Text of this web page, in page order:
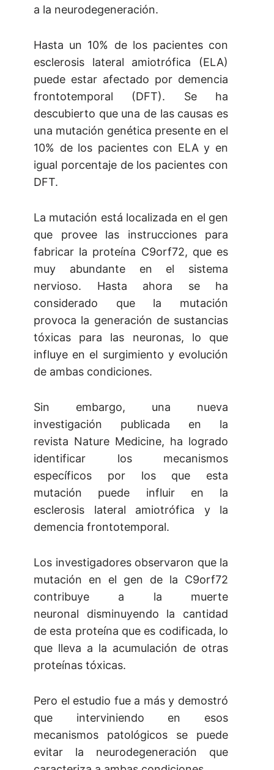
a la neurodegeneración.
Hasta un 10% de los pacientes con
esclerosis lateral amiotrófica (ELA)
puede estar afectado por demencia
frontotemporal (DFT). Se ha
descubierto que una de las causas es
una mutación genética presente en el
10% de los pacientes con ELA y en
igual porcentaje de los pacientes con
DFT.
La mutación está localizada en el gen
que provee las instrucciones para
fabricar la proteína C9orf72, que es
muy abundante en el sistema
nervioso. Hasta ahora se ha
considerado que la mutación
provoca la generación de sustancias
tóxicas para las neuronas, lo que
influye en el surgimiento y evolución
de ambas condiciones.
Sin embargo, una nueva
investigación publicada en la
revista Nature Medicine, ha logrado
identificar los mecanismos
específicos por los que esta
mutación puede influir en la
esclerosis lateral amiotrófica y la
demencia frontotemporal.
Los investigadores observaron que la
mutación en el gen de la C9orf72
contribuye a la muerte
neuronal disminuyendo la cantidad
de esta proteína que es codificada, lo
que lleva a la acumulación de otras
proteínas tóxicas.
Pero el estudio fue a más y demostró
que interviniendo en esos
mecanismos patológicos se puede
evitar la neurodegeneración que